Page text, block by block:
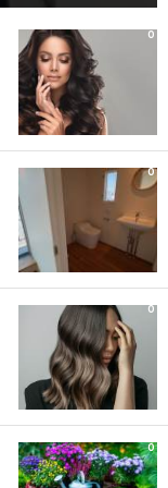
0
0
0
0